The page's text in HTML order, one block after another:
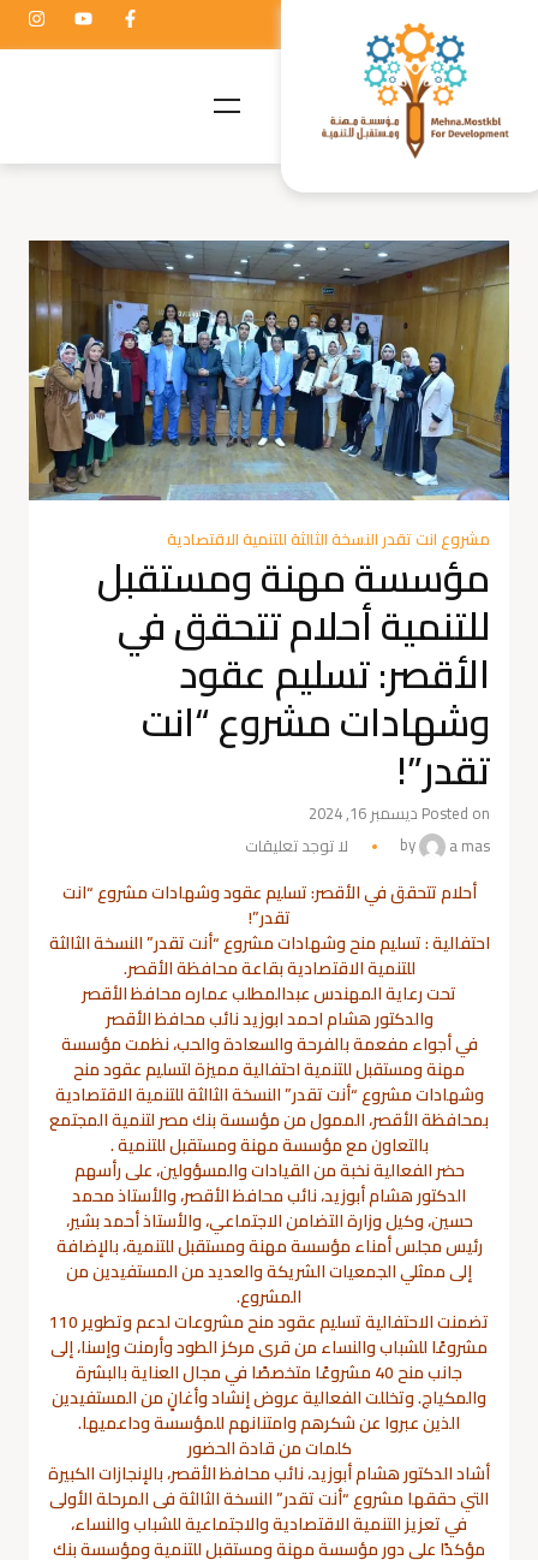
مشروع انت تقدر النسخة الثالثة للتنمية الاقتصادية
مؤسسة مهنة ومستقبل
للتنمية أحلام تتحقق في
الأقصر: تسليم عقود
وشهادات مشروع “انت
تقدر”!
Posted on ديسمبر 16, 2024
by
a mas لا توجد تعليقات
أحلام تتحقق في الأقصر: تسليم عقود وشهادات مشروع “انت
تقدر”!
احتفالية : تسليم منح وشهادات مشروع “أنت تقدر” النسخة الثالثة
للتنمية الاقتصادية بقاعة محافظة الأقصر.
تحت رعاية المهندس عبدالمطلب عماره محافظ الأقصر
والدكتور هشام احمد ابوزيد نائب محافظ الأقصر
في أجواء مفعمة بالفرحة والسعادة والحب، نظمت مؤسسة
مهنة ومستقبل للتنمية احتفالية مميزة لتسليم عقود منح
وشهادات مشروع “أنت تقدر” النسخة الثالثة للتنمية الاقتصادية
بمحافظة الأقصر، الممول من مؤسسة بنك مصر لتنمية المجتمع
بالتعاون مع مؤسسة مهنة ومستقبل للتنمية .
حضر الفعالية نخبة من القيادات والمسؤولين، على رأسهم
الدكتور هشام أبوزيد، نائب محافظ الأقصر، والأستاذ محمد
حسين، وكيل وزارة التضامن الاجتماعي، والأستاذ أحمد بشير،
رئيس مجلس أمناء مؤسسة مهنة ومستقبل للتنمية، بالإضافة
إلى ممثلي الجمعيات الشريكة والعديد من المستفيدين من
المشروع.
تضمنت الاحتفالية تسليم عقود منح مشروعات لدعم وتطوير 110
مشروعًا للشباب والنساء من قرى مركز الطود وأرمنت وإسنا، إلى
جانب منح 40 مشروعًا متخصصًا في مجال العناية بالبشرة
والمكياج. وتخللت الفعالية عروض إنشاد وأغانٍ من المستفيدين
الذين عبروا عن شكرهم وامتنانهم للمؤسسة وداعميها.
كلمات من قادة الحضور
أشاد الدكتور هشام أبوزيد، نائب محافظ الأقصر، بالإنجازات الكبيرة
التي حققها مشروع “أنت تقدر” النسخة الثالثة فى المرحلة الأولى
في تعزيز التنمية الاقتصادية والاجتماعية للشباب والنساء،
مؤكدًا على دور مؤسسة مهنة ومستقبل للتنمية ومؤسسة بنك